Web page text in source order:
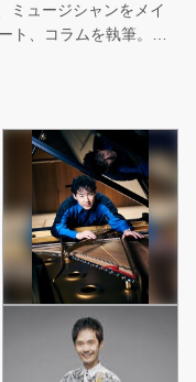
ミュージシャンをメイ
ト、コラムを執筆。ジ
、フォーク他、グッと